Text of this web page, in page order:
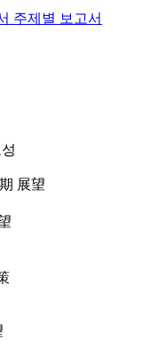
주제별 보고서
展望